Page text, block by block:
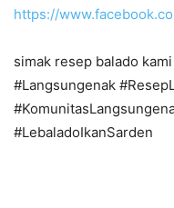
https://
simak resep balado
#Langsungenak
#LebaladoIkanSarden